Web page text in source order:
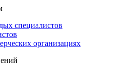
специалистов
организациях